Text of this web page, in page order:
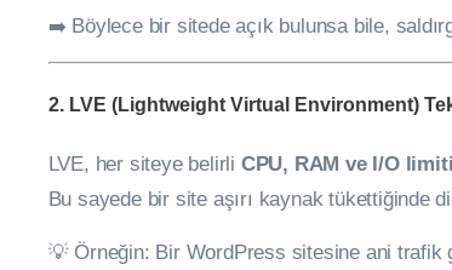
➡️ Böylece bir sitede açık bulunsa bile,
2. LVE (Lightweight Virtual Environment)
LVE, her siteye belirli CPU, RAM ve I/O limiti
Bu sayede bir site aşırı kaynak tükettiğinde
💡 Örneğin: Bir WordPress sitesine ani trafik